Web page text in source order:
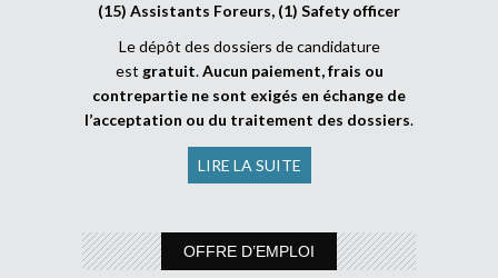
(15) Assistants Foreurs, (1) Safety officer
Le dépôt des dossiers de candidature
est gratuit.Aucun paiement, frais ou
contrepartie ne sont exigés en échange de
l’acceptation ou du traitement des dossiers.
LIRE LA SUITE
OFFRE D’EMPLOI